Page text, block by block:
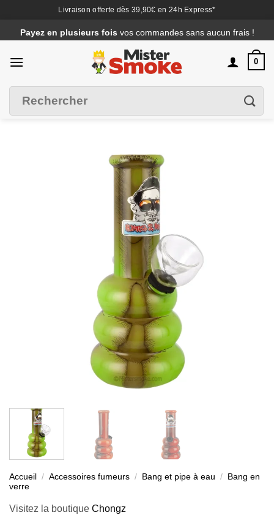
Livraison offerte dès 39,90€ en 24h Express*
au
contenu
Payez en plusieurs fois vos commandes sans aucun frais !
0
pour :
Accueil / Accessoires fumeurs / Bang et pipe à eau /
Bang en
verre
Visitez la boutique Chongz